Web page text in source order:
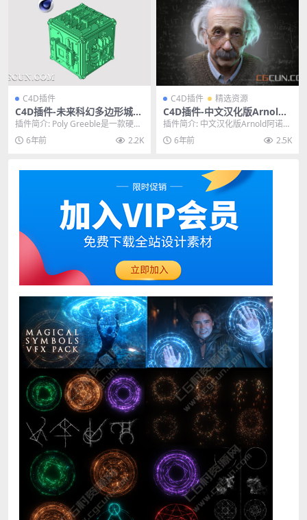
C4D插件
C4D插件-未来科幻多边形城市
建筑生成预设 Poly Greeble
1.01
插件简介: Poly Greeble是一款硬科
幻城市多边形生成插件，可以快速
生成...6年前 2.2K
C4D插件 精选资源
C4D插件-中文汉化版Arnold
阿诺德渲染器C4D插件 Arnol
d 3.2.1 中英双语
插件简介: 中文汉化版Arnold阿诺德
渲染器C4D插件 Arnold 3.2....
6年前 2.5K